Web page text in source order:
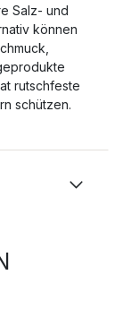
Salz- und
können
rutschfeste
schützen.